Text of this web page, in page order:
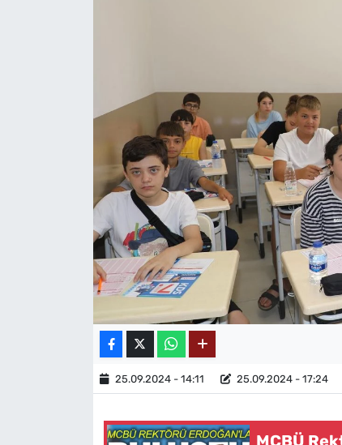
25.09.2024 - 14:11 25.09.2024 - 17:24
MCBÜ